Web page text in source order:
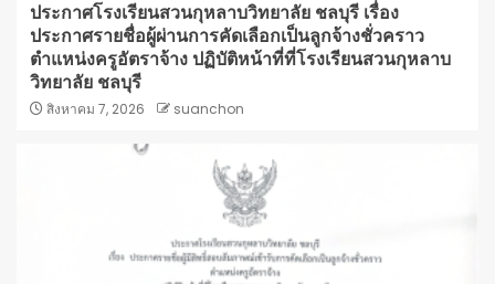
ประกาศโรงเรียนสวนกุหลาบวิทยาลัย ชลบุรี เรื่อง
ประกาศรายชื่อผู้ผ่านการคัดเลือกเป็นลูกจ้างชั่วคราว
ตำแหน่งครูอัตราจ้าง ปฏิบัติหน้าที่ที่โรงเรียนสวนกุหลาบ
วิทยาลัย ชลบุรี
สิงหาคม 7, 2026 suanchon